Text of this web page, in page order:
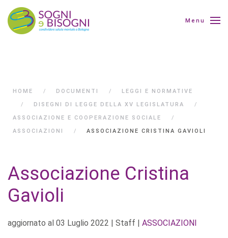
Menu
HOME DOCUMENTI
LEGGI E NORMATIVE
DISEGNI DI LEGGE DELLA XV LEGISLATURA
ASSOCIAZIONE E COOPERAZIONE SOCIALE
ASSOCIAZIONI
ASSOCIAZIONE CRISTINA GAVIOLI
Associazione Cristina
Gavioli
aggiornato al 03 Luglio 2022 | Staff | ASSOCIAZIONI